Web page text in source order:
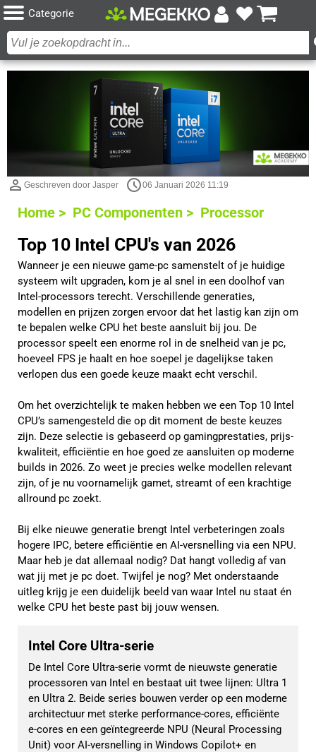
Categorie
Geschreven door Jasper 06 Januari 2026 11:19
Home > PC Componenten > Processor
Top 10 Intel CPU's van 2026
Wanneer je een nieuwe game-pc samenstelt of je huidige
systeem wilt upgraden, kom je al snel in een doolhof van
Intel-processors terecht. Verschillende generaties,
modellen en prijzen zorgen ervoor dat het lastig kan zijn om
te bepalen welke CPU het beste aansluit bij jou. De
processor speelt een enorme rol in de snelheid van je pc,
hoeveel FPS je haalt en hoe soepel je dagelijkse taken
verlopen dus een goede keuze maakt echt verschil.
Om het overzichtelijk te maken hebben we een Top 10 Intel
CPU’s samengesteld die op dit moment de beste keuzes
zijn. Deze selectie is gebaseerd op gamingprestaties, prijs-
kwaliteit, efficiëntie en hoe goed ze aansluiten op moderne
builds in 2026. Zo weet je precies welke modellen relevant
zijn, of je nu voornamelijk gamet, streamt of een krachtige
allround pc zoekt.
Bij elke nieuwe generatie brengt Intel verbeteringen zoals
hogere IPC, betere efficiëntie en AI-versnelling via een NPU.
Maar heb je dat allemaal nodig? Dat hangt volledig af van
wat jij met je pc doet. Twijfel je nog? Met onderstaande
uitleg krijg je een duidelijk beeld van waar Intel nu staat én
welke CPU het beste past bij jouw wensen.
Intel Core Ultra-serie
De Intel Core Ultra-serie vormt de nieuwste generatie
processoren van Intel en bestaat uit twee lijnen: Ultra 1
en Ultra 2. Beide series bouwen verder op een moderne
architectuur met sterke performance-cores, efficiënte
e-cores en een geïntegreerde NPU (Neural Processing
Unit) voor AI-versnelling in Windows Copilot+ en